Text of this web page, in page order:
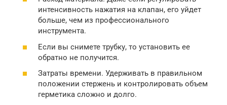
интенсивность нажатия на клапан, его уйдет
больше, чем из профессионального
инструмента.
Если вы снимете трубку, то установить ее
обратно не получится.
Затраты времени. Удерживать в правильном
положении стержень и контролировать объем
герметика сложно и долго.